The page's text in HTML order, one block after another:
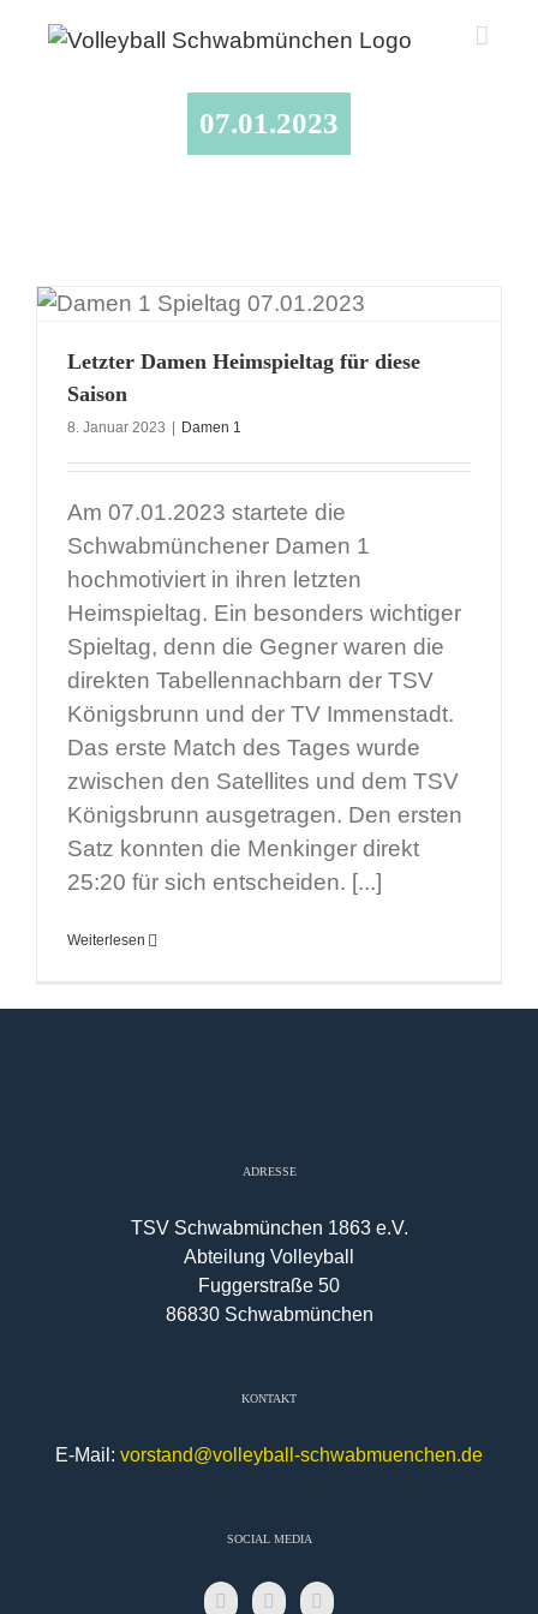
Inhalt
07.01.2023
Letzter Damen Heimspieltag für diese
Saison
8. Januar 2023 Damen 1
Am 07.01.2023 startete die
Schwabmünchener Damen 1
hochmotiviert in ihren letzten
Heimspieltag. Ein besonders wichtiger
Spieltag, denn die Gegner waren die
direkten Tabellennachbarn der TSV
Königsbrunn und der TV Immenstadt.
Das erste Match des Tages wurde
zwischen den Satellites und dem TSV
Königsbrunn ausgetragen. Den ersten
Satz konnten die Menkinger direkt
25:20 für sich entscheiden. [...]
Weiterlesen
ADRESSE
TSV Schwabmünchen 1863 e.V.
Abteilung Volleyball
Fuggerstraße 50
86830 Schwabmünchen
KONTAKT
E-Mail: vorstand@volleyball-schwabmuenchen.de
SOCIAL MEDIA